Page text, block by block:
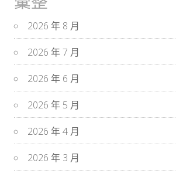
2026 年 8 月
2026 年 7 月
2026 年 6 月
2026 年 5 月
2026 年 4 月
2026 年 3 月